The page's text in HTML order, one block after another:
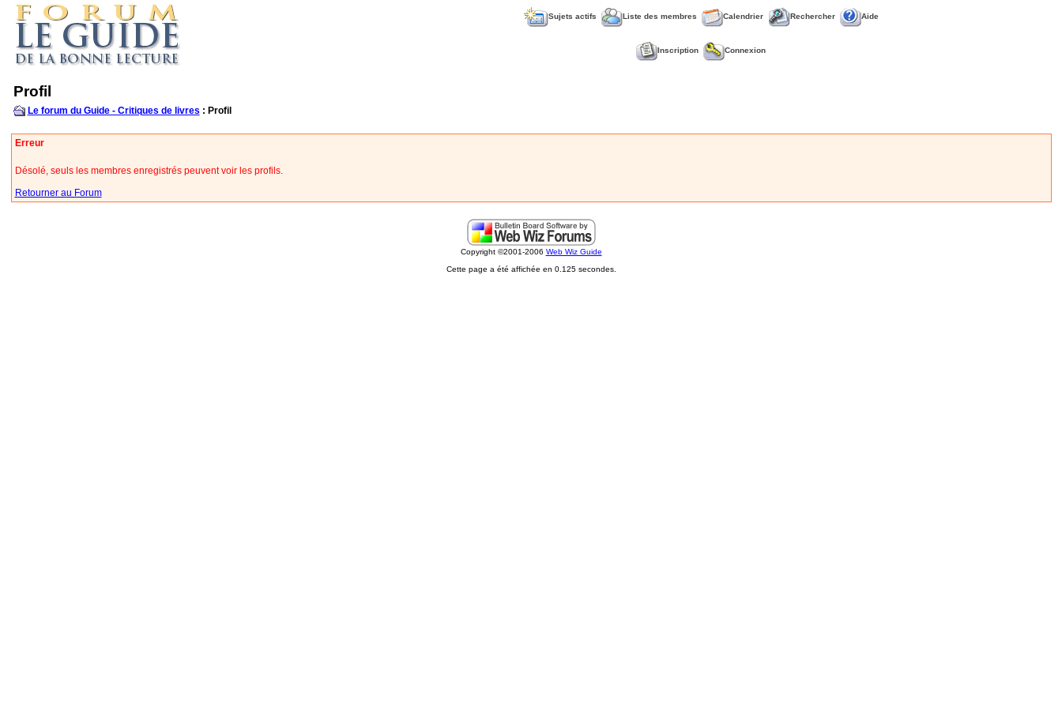
Sujets actifs Liste des membres Calendrier Rechercher Aide
Inscription Connexion
Profil
Le forum du Guide - Critiques de livres : Profil
Erreur
Désolé, seuls les membres enregistrés peuvent voir les profils.
Retourner au Forum
Copyright ©2001-2006 Web Wiz Guide
Cette page a été affichée en 0.125 secondes.